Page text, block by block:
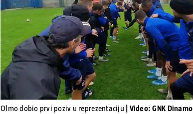
Pokretanje videa...
Olmo dobio prvi poziv u reprezentaciju | Video: GNK Dinamo